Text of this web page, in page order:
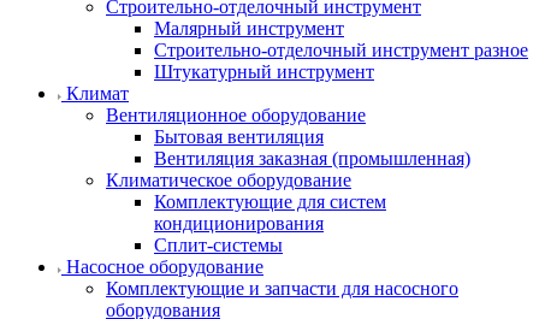
Строительно-отделочный инструмент
Малярный инструмент
Строительно-отделочный инструмент разное
Штукатурный инструмент
Климат
Вентиляционное оборудование
Бытовая вентиляция
Вентиляция заказная (промышленная)
Климатическое оборудование
Комплектующие для систем
кондиционирования
Сплит-системы
Насосное оборудование
Комплектующие и запчасти для насосного
оборудования